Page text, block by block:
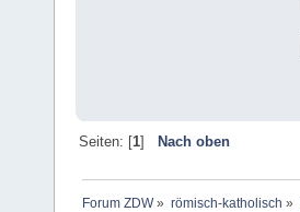
Seiten: [1] Nach oben
Forum ZDW» römisch-katholisch »